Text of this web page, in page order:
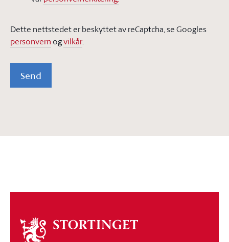
Dette nettstedet er beskyttet av reCaptcha, se Googles
personvern ogvilkår.
Send
Om
stortinget